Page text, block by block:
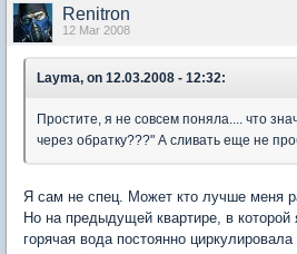
Renitron
12 Mar 2008
Layma, on 12.03.2008 - 12:32:
Простите, я не совсем поняла.... что
через обратку???" А сливать еще не
Я сам не спец. Может кто лучше меня
Но на предыдущей квартире, в которой
горячая вода постоянно